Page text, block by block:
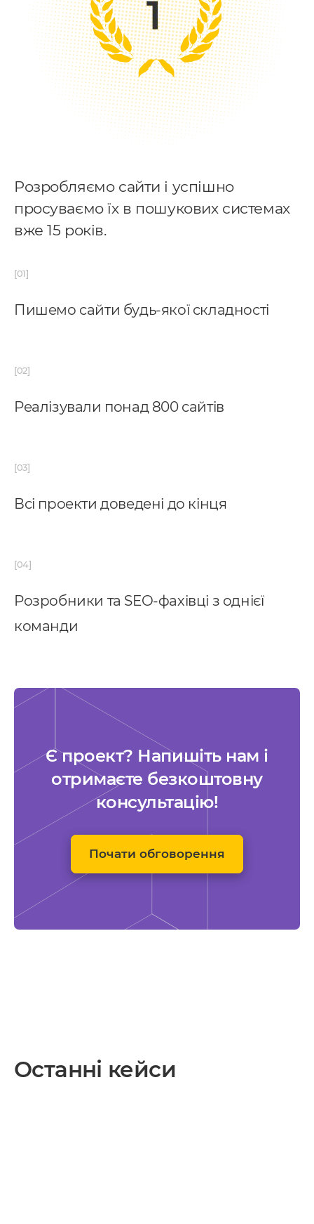
Розробляємо сайти і успішно
просуваємо їх в пошукових системах
вже 15 років.
Пишемо сайти будь-якої складності
Реалізували понад 800 сайтів
Всі проекти доведені до кінця
Розробники та SEO-фахівці з однієї
команди
Є проект? Напишіть нам і
отримаєте безкоштовну
консультацію!
Почати обговорення
Останні кейси